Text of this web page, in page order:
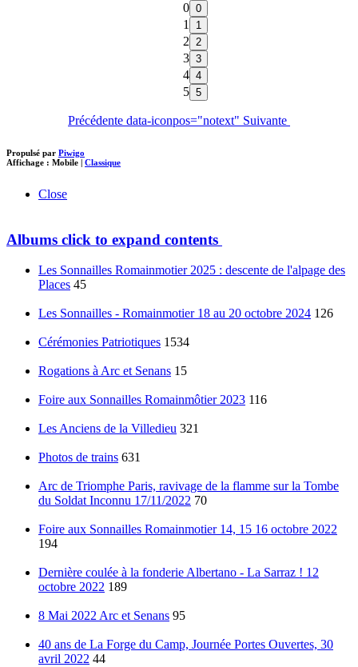
0
1
2
3
4
5
Précédente data-iconpos="notext" Suivante
Propulsé par Piwigo
Affichage : Mobile | Classique
Close
Albums click to expand contents
Les Sonnailles Romainmotier 2025 : descente de l'alpage des
Places 45
Les Sonnailles - Romainmotier 18 au 20 octobre 2024 126
Cérémonies Patriotiques 1534
Rogations à Arc et Senans 15
Foire aux Sonnailles Romainmôtier 2023 116
Les Anciens de la Villedieu 321
Photos de trains 631
Arc de Triomphe Paris, ravivage de la flamme sur la Tombe
du Soldat Inconnu 17/11/2022 70
Foire aux Sonnailles Romainmotier 14, 15 16 octobre 2022
194
Dernière coulée à la fonderie Albertano - La Sarraz ! 12
octobre 2022 189
8 Mai 2022 Arc et Senans 95
40 ans de La Forge du Camp, Journée Portes Ouvertes, 30
avril 2022 44